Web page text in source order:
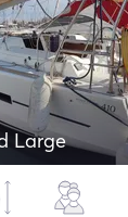
Large